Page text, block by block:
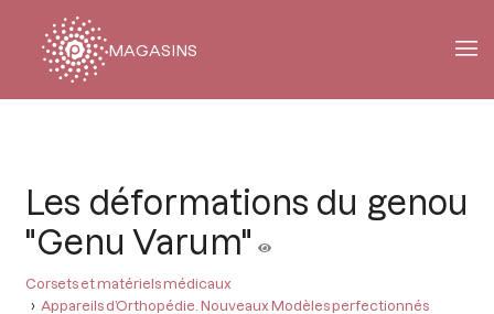
MAGASINS
Les déformations du genou
"Genu Varum"
Corsets et matériels médicaux
Appareils d’Orthopédie. Nouveaux Modèles perfectionnés